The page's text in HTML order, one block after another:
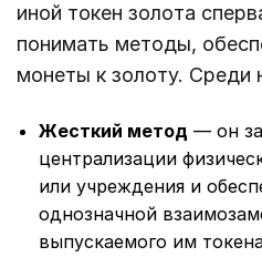
иной токен золота
понимать методы,
монеты к золоту. Среди
Жесткий метод — он
централизации
или учреждения и
однозначной
выпускаемого им